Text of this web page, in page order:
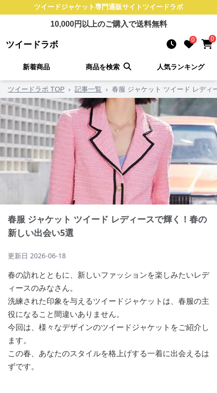
ツイードジャケット専門通販サイト ツイードラボ
10,000円以上のご購入で送料無料
ツイードラボ 0 0
新着商品 商品を検索 人気ランキング
ツイードラボ TOP › 記事一覧 › 春服 ジャケット ツイード レディ
春服 ジャケット ツイード レディースで輝く！春の
新しい出会い5選
更新日 2026-06-18
春の訪れとともに、新しいファッションを楽しみたいレデ
ィースのみなさん。
洗練された印象を与えるツイードジャケットは、春服の主
役になること間違いありません。
今回は、様々なデザインのツイードジャケットをご紹介し
ます。
この春、あなたのスタイルを格上げする一着に出会えるは
ずです。